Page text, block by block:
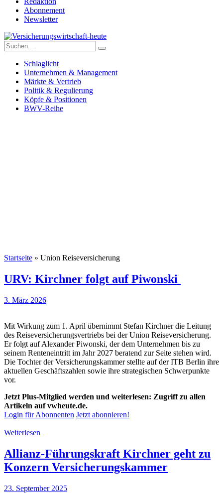
Abonnement
Newsletter
Versicherungswirtschaft-heute
Suche
nach:
Schlaglicht
Unternehmen & Management
Märkte & Vertrieb
Politik & Regulierung
Köpfe & Positionen
BWV-Reihe
Startseite » Union Reiseversicherung
URV: Kirchner folgt auf Piwonski
3. März 2026
Mit Wirkung zum 1. April übernimmt Stefan Kirchner die Leitung
des Reiseversicherungsvertriebs bei der Union Reiseversicherung.
Er folgt auf Alexander Piwonski, der dem Unternehmen bis zu
seinem Renteneintritt im Jahr 2027 beratend zur Seite stehen wird.
Die Tochter der Versicherungskammer stellte auf der ITB Berlin ihre
aktuellen Geschäftszahlen sowie ihre strategischen Schwerpunkte
vor.
Jetzt Plus-Mitglied werden und weiterlesen: Zugriff zu allen
Artikeln auf vwheute.de.
Login für Abonnenten Jetzt abonnieren!
Weiterlesen
Allianz-Führungskraft Kirchner geht zu
Konzern Versicherungskammer
23. September 2025